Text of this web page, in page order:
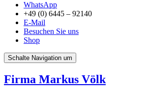
WhatsApp
+49 (0) 6445 – 92140
E-Mail
Besuchen Sie uns
Shop
Schalte Navigation um
Firma Markus Völk